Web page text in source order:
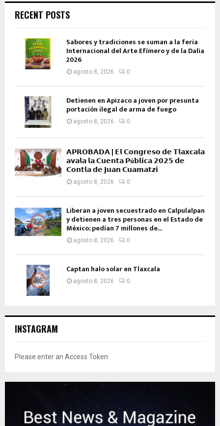
RECENT POSTS
Sabores y tradiciones se suman a la feria
Internacional del Arte Efímero y de la Dalia
2026
agosto 8, 2026 0
Detienen en Apizaco a joven por presunta
portación ilegal de arma de fuego
agosto 8, 2026 0
𝗔𝗣𝗥𝗢𝗕𝗔𝗗𝗔 | 𝗘𝗹 𝗖𝗼𝗻𝗴𝗿𝗲𝘀𝗼 𝗱𝗲 𝗧𝗹𝗮𝘅𝗰𝗮𝗹𝗮
𝗮𝘃𝗮𝗹𝗮 𝗹𝗮 𝗖𝘂𝗲𝗻𝘁𝗮 𝗣ú𝗯𝗹𝗶𝗰𝗮 𝟮𝟬𝟮𝟱 𝗱𝗲
𝗖𝗼𝗻𝘁𝗹𝗮 𝗱𝗲 𝗝𝘂𝗮𝗻 𝗖𝘂𝗮𝗺𝗮𝘁𝘇𝗶
agosto 8, 2026 0
Liberan a joven secuestrado en Calpulalpan
y detienen a tres personas en el Estado de
México; pedían 7 millones de...
agosto 8, 2026 0
Captan halo solar en Tlaxcala
agosto 8, 2026 0
INSTAGRAM
Please enter an Access Token